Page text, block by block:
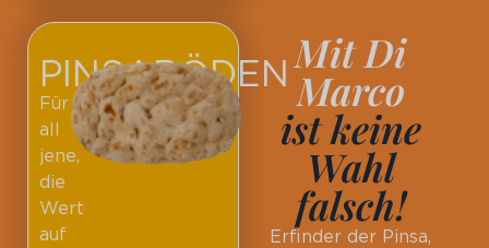
Mit Di
Marco
ist keine
Wahl
falsch!
Erfinder der Pinsa,
PINSABÖDEN
Für
all
jene,
die
Wert
auf